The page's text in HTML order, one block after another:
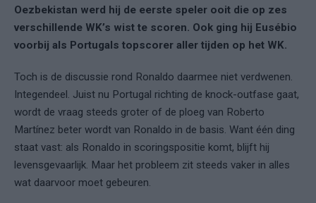
Oezbekistan werd hij de eerste speler ooit die op zes
verschillende WK’s wist te scoren. Ook ging hij Eusébio
voorbij als Portugals topscorer aller tijden op het WK.
Toch is de discussie rond Ronaldo daarmee niet verdwenen.
Integendeel. Juist nu Portugal richting de knock-outfase gaat,
wordt de vraag steeds groter of de ploeg van Roberto
Martínez beter wordt van Ronaldo in de basis. Want één ding
staat vast: als Ronaldo in scoringspositie komt, blijft hij
levensgevaarlijk. Maar het probleem zit steeds vaker in alles
wat daarvoor moet gebeuren.